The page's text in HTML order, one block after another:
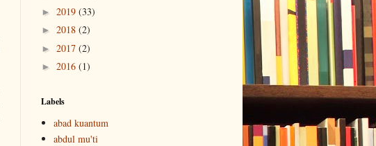
► 2019 (33)
► 2018 (2)
► 2017 (2)
► 2016 (1)
Labels
abad kuantum
abdul mu'ti